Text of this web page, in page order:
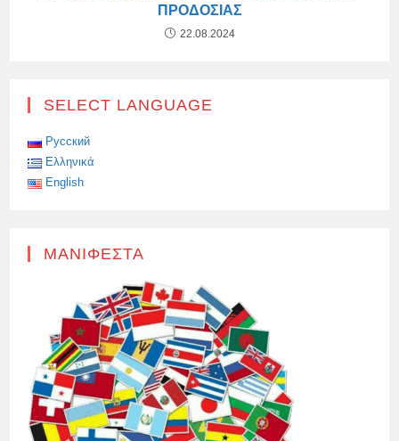
ΠΡΟΔΟΣΊΑΣ
22.08.2024
SELECT LANGUAGE
Русский
Ελληνικά
English
ΜΑΝΙΦΈΣΤΑ